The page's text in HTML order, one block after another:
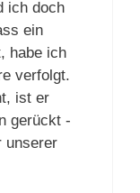
ich doch
ein
habe ich
verfolgt.
ist er
gerückt -
unserer